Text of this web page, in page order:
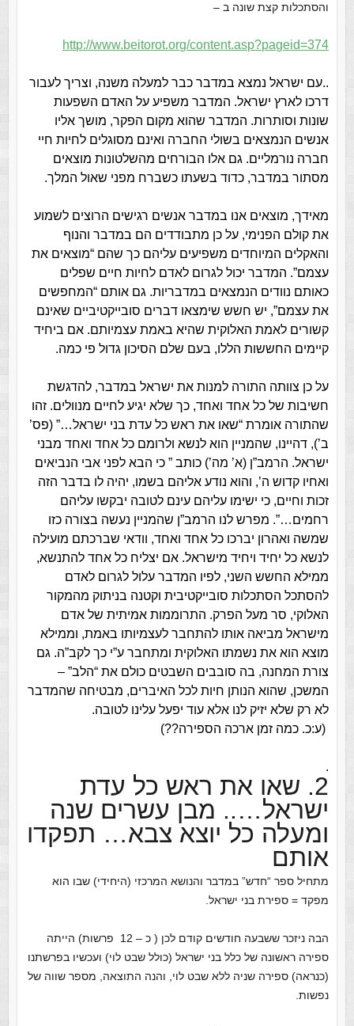
והסתכלות קצת שונה ב –
http://www.beitorot.org/content.asp?pageid=374
..עם ישראל נמצא במדבר כבר למעלה משנה, וצריך לעבור
דרכו לארץ ישראל. המדבר משפיע על האדם השפעות
שונות וסותרות. המדבר שהוא מקום הפקר, מושך אליו
אנשים הנמצאים בשולי החברה ואינם מסוגלים לחיות חיי
חברה נורמליים. גם אלו הבורחים מהשלטונות מוצאים
מסתור במדבר, כדוד בשעתו כשברח מפני שאול המלך.
מאידך, מוצאים אנו במדבר אנשים רגישים הרוצים לשמוע
את קולם הפנימי, על כן מתבודדים הם במדבר והנוף
והאקלים המיוחדים משפיעים עליהם כך שהם “מוצאים את
עצמם”. המדבר יכול לגרום לאדם לחיות חיים שפלים
כאותם נוודים הנמצאים במדבריות. גם אותם “המחפשים
את עצמם”, יש חשש שימצאו דברים סובייקטיביים שאינם
קשורים לאמת האלוקית שהיא באמת עצמיותם. אם ביחיד
קיימים החששות הללו, בעם שלם הסיכון גדול פי כמה.
על כן צוותה התורה למנות את ישראל במדבר, להדגשת
חשיבות של כל אחד ואחד, כך שלא יגיע לחיים מנוולים. זהו
שהתורה אומרת “שאו את ראש כל עדת בני ישראל…” (פס’
ב’), דהיינו, שהמניין הוא לנשא ולרומם כל אחד ואחד מבני
ישראל. הרמב”ן (א’ מה’) כותב ” כי הבא לפני אבי הנביאים
ואחיו קדוש ה’, והוא נודע אליהם בשמו, יהיה לו בדבר הזה
זכות וחיים, כי ישימו עליהם עינם לטובה יבקשו עליהם
רחמים…”. מפרש לנו הרמב”ן שהמניין נעשה בצורה כזו
שמשה ואהרון יברכו כל אחד ואחד, וודאי שברכתם מועילה
לנשא כל יחיד ויחיד מישראל. אם יצליח כל אחד להתנשא,
ממילא החשש השני, לפיו המדבר עלול לגרום לאדם
להסתכל הסתכלות סובייקטיבית וקטנה בניתוק מהמקור
האלוקי, סר מעל הפרק. התרוממות אמיתית של אדם
מישראל מביאה אותו להתחבר לעצמיותו באמת, וממילא
מוצא הוא את נשמתו האלוקית ומתחבר ע”י כך לקב”ה. גם
צורת המחנה, בה סובבים השבטים כולם את “הלב” –
המשכן, שהוא הנותן חיות לכל האיברים, מבטיחה שהמדבר
לא רק שלא יזיק לנו אלא עוד יפעל עלינו לטובה.
(ע:כ. כמה זמן ארכה הספירה??)
.
2. שאו את ראש כל עדת
ישראל….. מבן עשרים שנה
ומעלה כל יוצא צבא… תפקדו
אותם
מתחיל ספר “חדש” במדבר והנושא המרכזי (היחידי) שבו הוא
מפקד = ספירת בני ישראל.
הבה ניזכר ששבעה חודשים קודם לכן ( כ – 12 פרשות) הייתה
ספירה ראשונה של כלל בני ישראל (כולל שבט לוי) ועכשיו בפרשתנו
(כנראה) ספירה שניה ללא שבט לוי, והנה התוצאה, מספר שווה של
נפשות.